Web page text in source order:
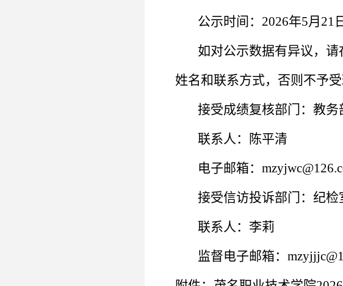
公示时间： 2026年5月21
如对公示数据有异议，请
姓名和联系方式，否则不予受
接受成绩复核部门：教务
联系人：陈平清
电子邮箱：
接受信访投诉部门：纪检
联系人：李莉
监督电子邮箱：